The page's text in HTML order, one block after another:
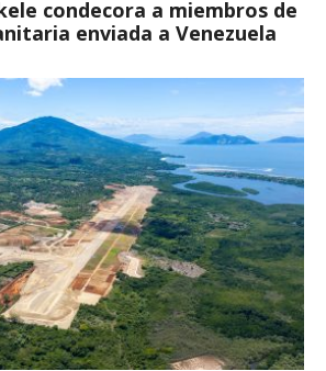
condecora a miembros de
enviada a Venezuela